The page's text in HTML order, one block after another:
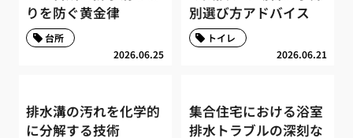
りを防ぐ黄金律
2026.06.25
台所
別選び方アドバイス
2026.06.21
トイレ
排水溝の汚れを化学的
に分解する技術
集合住宅における浴室
排水トラブルの深刻な